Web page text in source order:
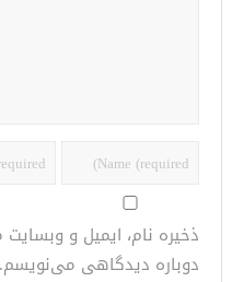
ذخیره نام، ایمیل و
دوباره دیدگاهی می‌نویسم.